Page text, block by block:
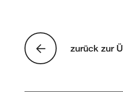
zurück zur